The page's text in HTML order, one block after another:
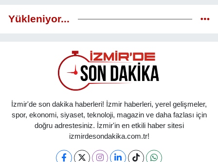
Yükleniyor...
İzmir'de son dakika haberleri! İzmir haberleri, yerel gelişmeler,
spor, ekonomi, siyaset, teknoloji, magazin ve daha fazlası için
doğru adrestesiniz. İzmir'in en etkili haber sitesi
izmirdesondakika.com.tr!